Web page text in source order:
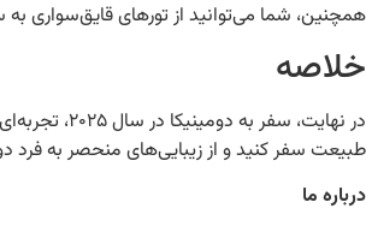
همچنین، شما می‌توانید از تورهای قایق‌سواری
خلاصه
در
طبیعت سفر کنید و از زیبایی‌های منحصر به فرد
درباره ما